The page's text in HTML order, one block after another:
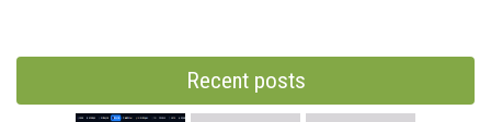
Recent posts